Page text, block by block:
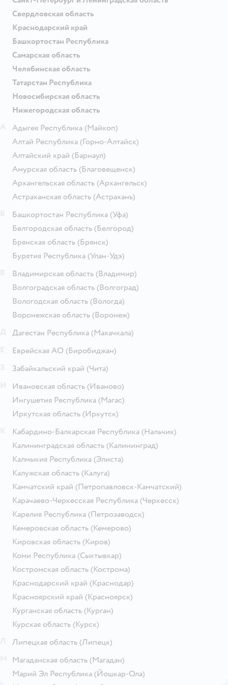
Свердловская область
Краснодарский край
Башкортостан Республика
Самарская область
Челябинская область
Татарстан Республика
Новосибирская область
Нижегородская область
Адыгея Республика (Майкоп)
Алтай Республика (Горно-Алтайск)
Алтайский край (Барнаул)
Амурская область (Благовещенск)
Архангельская область (Архангельск)
Астраханская область (Астрахань)
Башкортостан Республика (Уфа)
Белгородская область (Белгород)
Брянская область (Брянск)
Бурятия Республика (Улан-Удэ)
Владимирская область (Владимир)
Волгоградская область (Волгоград)
Вологодская область (Вологда)
Воронежская область (Воронеж)
Дагестан Республика (Махачкала)
Еврейская АО (Биробиджан)
Забайкальский край (Чита)
Ивановская область (Иваново)
Ингушетия Республика (Магас)
Иркутская область (Иркутск)
Кабардино-Балкарская Республика (Нальчик)
Калининградская область (Калининград)
Калмыкия Республика (Элиста)
Калужская область (Калуга)
Камчатский край (Петропавловск-Камчатский)
Карачаево-Черкесская Республика (Черкесск)
Карелия Республика (Петрозаводск)
Кемеровская область (Кемерово)
Кировская область (Киров)
Коми Республика (Сыктывкар)
Костромская область (Кострома)
Краснодарский край (Краснодар)
Красноярский край (Красноярск)
Курганская область (Курган)
Курская область (Курск)
Липецкая область (Липецк)
Магаданская область (Магадан)
Марий Эл Республика (Йошкар-Ола)